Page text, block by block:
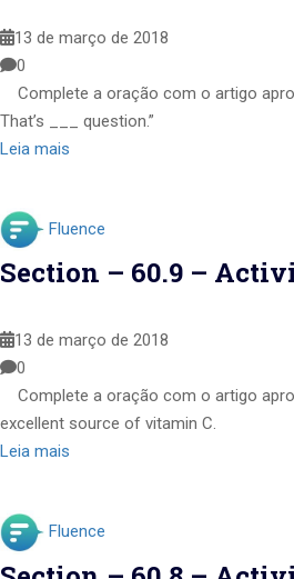
13 de março de 2018
0
Complete a oração com o artigo
That’s ___ question.”
Leia mais
Fluence
Section – 60.9 –
13 de março de 2018
0
Complete a oração com o artigo
excellent source of vitamin C.
Leia mais
Fluence